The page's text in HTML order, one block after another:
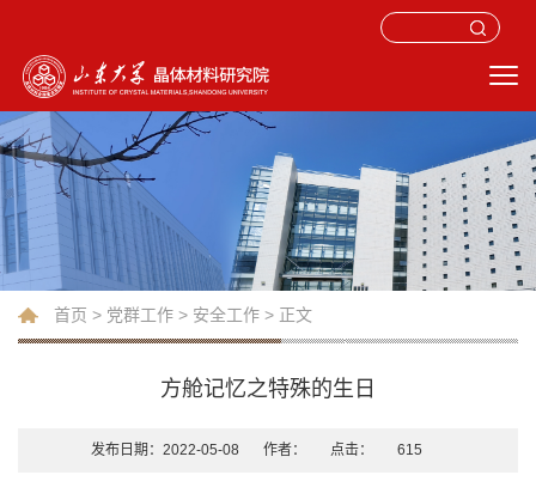
首页 > 党群工作 > 安全工作 > 正文
方舱记忆之特殊的生日
发布日期：2022-05-08 作者： 点击： 615